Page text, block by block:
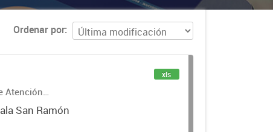
Ordenar por
Atención
San Ramón
xls